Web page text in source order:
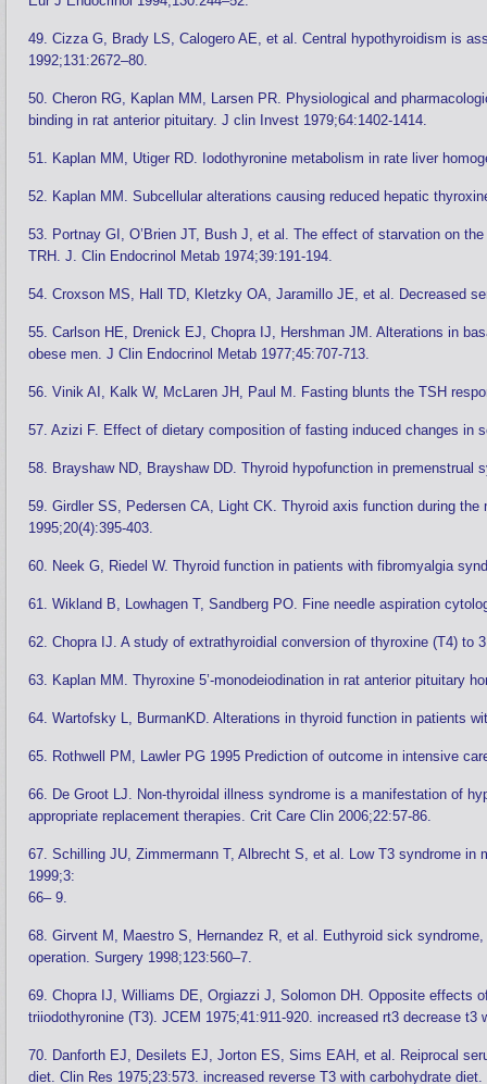
49. Cizza G, Brady LS, Calogero AE, et al. Central hypothyroidism is
1992;131:2672–80.
50. Cheron RG, Kaplan MM, Larsen PR. Physiological and
binding in rat anterior pituitary. J clin Invest 1979;64:1402-1414.
51. Kaplan MM, Utiger RD. Iodothyronine metabolism in rate liver
52. Kaplan MM. Subcellular alterations causing reduced hepatic
53. Portnay GI, O’Brien JT, Bush J, et al. The effect of starvation on
TRH. J. Clin Endocrinol Metab 1974;39:191-194.
54. Croxson MS, Hall TD, Kletzky OA, Jaramillo JE, et al. Decreased
55. Carlson HE, Drenick EJ, Chopra IJ, Hershman JM. Alterations in
obese men. J Clin Endocrinol Metab 1977;45:707-713.
56. Vinik AI, Kalk W, McLaren JH, Paul M. Fasting blunts the TSH
57. Azizi F. Effect of dietary composition of fasting induced changes in
58. Brayshaw ND, Brayshaw DD. Thyroid hypofunction in premenstrual
59. Girdler SS, Pedersen CA, Light CK. Thyroid axis function during
1995;20(4):395-403.
60. Neek G, Riedel W. Thyroid function in patients with fibromyalgia
61. Wikland B, Lowhagen T, Sandberg PO. Fine needle aspiration
62. Chopra IJ. A study of extrathyroidial conversion of thyroxine (T4) to
63. Kaplan MM. Thyroxine 5’-monodeiodination in rat anterior pituitary
64. Wartofsky L, BurmanKD. Alterations in thyroid function in patients
65. Rothwell PM, Lawler PG 1995 Prediction of outcome in intensive
66. De Groot LJ. Non-thyroidal illness syndrome is a manifestation of
appropriate replacement therapies. Crit Care Clin 2006;22:57-86.
67. Schilling JU, Zimmermann T, Albrecht S, et al. Low T3 syndrome
1999;3:
66– 9.
68. Girvent M, Maestro S, Hernandez R, et al. Euthyroid sick
operation. Surgery 1998;123:560–7.
69. Chopra IJ, Williams DE, Orgiazzi J, Solomon DH. Opposite effects
triiodothyronine (T3). JCEM 1975;41:911-920. increased rt3 decrease t3
70. Danforth EJ, Desilets EJ, Jorton ES, Sims EAH, et al. Reiprocal
diet. Clin Res 1975;23:573. increased reverse T3 with carbohydrate diet.